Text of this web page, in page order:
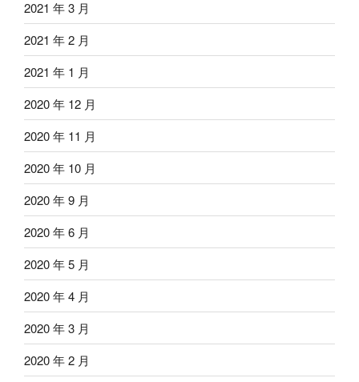
2021 年 3 月
2021 年 2 月
2021 年 1 月
2020 年 12 月
2020 年 11 月
2020 年 10 月
2020 年 9 月
2020 年 6 月
2020 年 5 月
2020 年 4 月
2020 年 3 月
2020 年 2 月